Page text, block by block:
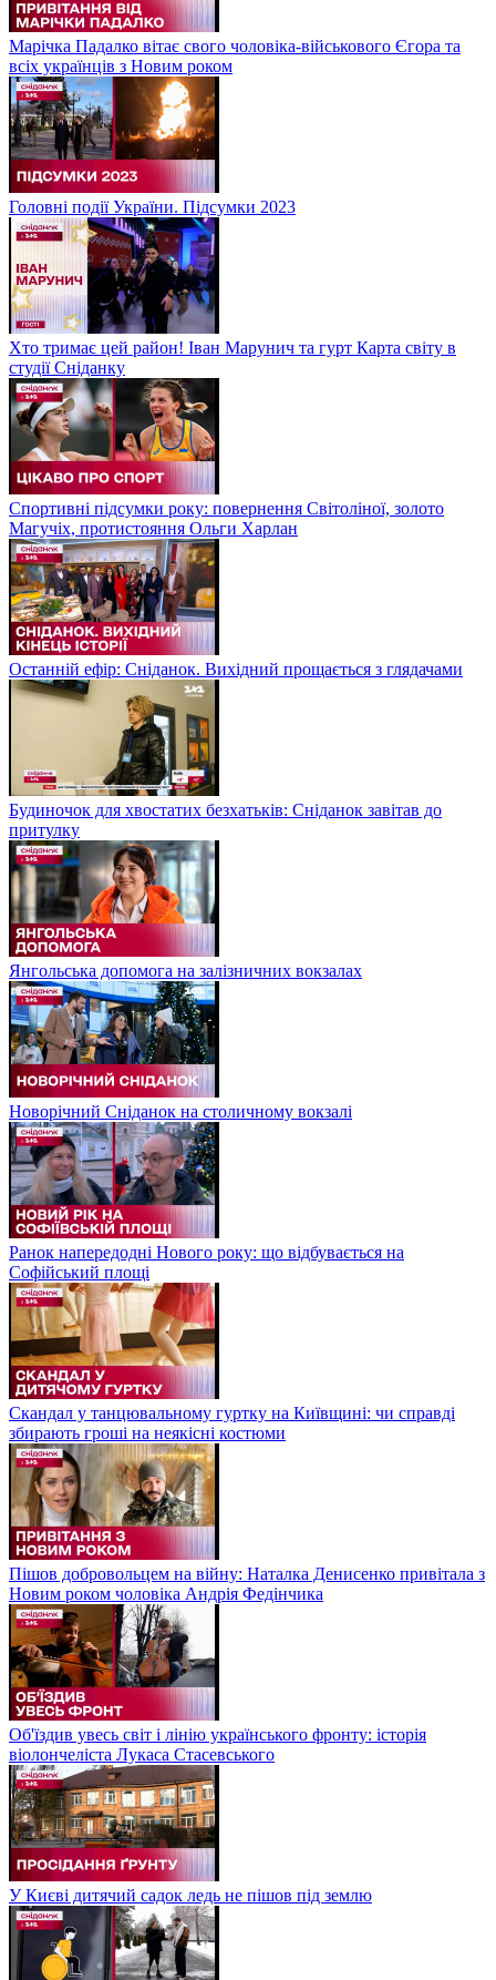
Марічка Падалко вітає свого чоловіка-військового Єгора та
всіх українців з Новим роком
Головні події України. Підсумки 2023
Хто тримає цей район! Іван Марунич та гурт Карта світу в
студії Сніданку
Спортивні підсумки року: повернення Світоліної, золото
Магучіх, протистояння Ольги Харлан
Останній ефір: Сніданок. Вихідний прощається з глядачами
Будиночок для хвостатих безхатьків: Сніданок завітав до
притулку
Янгольська допомога на залізничних вокзалах
Новорічний Сніданок на столичному вокзалі
Ранок напередодні Нового року: що відбувається на
Софійський площі
Скандал у танцювальному гуртку на Київщині: чи справді
збирають гроші на неякісні костюми
Пішов добровольцем на війну: Наталка Денисенко привітала з
Новим роком чоловіка Андрія Федінчика
Об'їздив увесь світ і лінію українського фронту: історія
віолончеліста Лукаса Стасевського
У Києві дитячий садок ледь не пішов під землю